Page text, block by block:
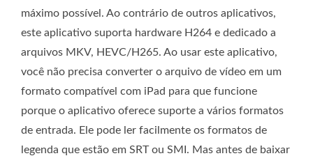
máximo possível. Ao contrário de outros aplicativos,
este aplicativo suporta hardware H264 e dedicado a
arquivos MKV, HEVC/H265. Ao usar este aplicativo,
você não precisa converter o arquivo de vídeo em um
formato compatível com iPad para que funcione
porque o aplicativo oferece suporte a vários formatos
de entrada. Ele pode ler facilmente os formatos de
legenda que estão em SRT ou SMI. Mas antes de baixar